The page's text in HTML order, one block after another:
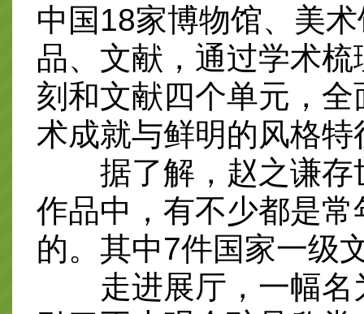
中国18家博物馆、美
品、文献，通过学术
刻和文献四个单元，
术成就与鲜明的风格特
据了解，赵之谦存
作品中，有不少都是
的。其中7件国家一级
走进展厅，一幅名